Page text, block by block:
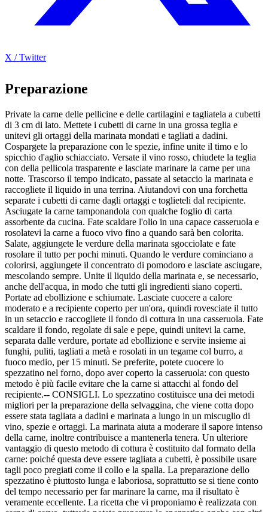
X / Twitter
Preparazione
Private la carne delle pellicine e delle cartilagini e tagliatela a cubetti
di 3 cm di lato. Mettete i cubetti di carne in una grossa teglia e
unitevi gli ortaggi della marinata mondati e tagliati a dadini.
Cospargete la preparazione con le spezie, infine unite il timo e lo
spicchio d'aglio schiacciato. Versate il vino rosso, chiudete la teglia
con della pellicola trasparente e lasciate marinare la carne per una
notte. Trascorso il tempo indicato, passate al setaccio la marinata e
raccogliete il liquido in una terrina. Aiutandovi con una forchetta
separate i cubetti di carne dagli ortaggi e toglieteli dal recipiente.
Asciugate la carne tamponandola con qualche foglio di carta
assorbente da cucina. Fate scaldare l'olio in una capace casseruola e
rosolatevi la carne a fuoco vivo fino a quando sarà ben colorita.
Salate, aggiungete le verdure della marinata sgocciolate e fate
rosolare il tutto per pochi minuti. Quando le verdure cominciano a
colorirsi, aggiungete il concentrato di pomodoro e lasciate asciugare,
mescolando sempre. Unite il liquido della marinata e, se necessario,
anche dell'acqua, in modo che tutti gli ingredienti siano coperti.
Portate ad ebollizione e schiumate. Lasciate cuocere a calore
moderato e a recipiente coperto per un'ora, quindi rovesciate il tutto
in un setaccio e raccogliete il fondo di cottura in una casseruola. Fate
scaldare il fondo, regolate di sale e pepe, quindi unitevi la carne,
separata dalle verdure, portate ad ebollizione e servite insieme ai
funghi, puliti, tagliati a metà e rosolati in un tegame col burro, a
fuoco medio, per 15 minuti. Se preferite, potete cuocere lo
spezzatino nel forno, dopo aver coperto la casseruola: con questo
metodo è più facile evitare che la carne si attacchi al fondo del
recipiente.-- CONSIGLI. Lo spezzatino costituisce una dei metodi
migliori per la preparazione della selvaggina, che viene cotta dopo
essere stata tagliata a dadini e marinata a lungo in un miscuglio di
vino, spezie e ortaggi. La marinata aiuta a moderare il sapore intenso
della carne, inoltre contribuisce a mantenerla tenera. Un ulteriore
vantaggio di questo metodo di cottura è costituito dal formato della
carne: poiché questa deve essere tagliata a cubetti, è possibile usare
tagli poco pregiati come il collo e la spalla. La preparazione dello
spezzatino è piuttosto lunga e laboriosa, soprattutto se si tiene conto
del tempo necessario per far marinare la carne, ma il risultato è
veramente eccellente. La ricetta che vi proponiamo è realizzata con